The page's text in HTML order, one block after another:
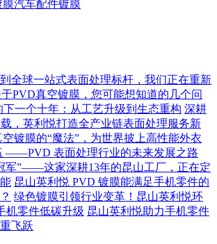
汽车配件镀膜
全球一站式表面处理标杆，我们正在重新
于PVD真空镀膜，您可能想知道的几个问
一个十年：从工艺升级到生态重构 深耕
，英利悦打造全产业链表面处理服务新
镀膜的“魔法”，为世界披上高性能外衣
——PVD 表面处理行业的未来发展之路
军”——这家深耕13年的昆山工厂，正在定
昆山英利悦 PVD 镀膜能满足手机零件的
绿色镀膜引领行业变革！昆山英利悦环
机零件低碳升级 昆山英利悦助力手机零件
飞跃